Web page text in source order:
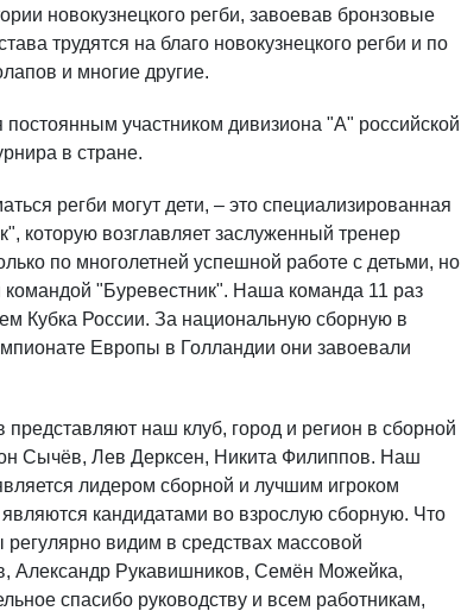
новокузнецкого регби, завоевав бронзовые
трудятся на благо новокузнецкого регби и по
и многие другие.
участником дивизиона "А" российской
в стране.
регби могут дети, – это специализированная
которую возглавляет заслуженный тренер
по многолетней успешной работе с детьми, но
"Буревестник". Наша команда 11 раз
Кубка России. За национальную сборную в
Европы в Голландии они завоевали
наш клуб, город и регион в сборной
Сычёв, Лев Дерксен, Никита Филиппов. Наш
лидером сборной и лучшим игроком
кандидатами во взрослую сборную. Что
видим в средствах массовой
Александр Рукавишников, Семён Можейка,
спасибо руководству и всем работникам,